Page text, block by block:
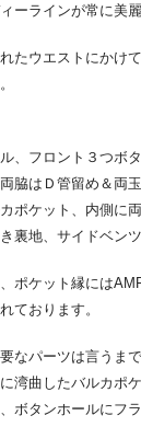
ーラインが常に美
たウエストにかけ
、フロント３つボ
脇はＤ管留め＆両
ポケット、内側に
裏地、サイドベンツ
ポケット縁には
ております。
なパーツは言うま
湾曲したバルカポ
ボタンホールにフ